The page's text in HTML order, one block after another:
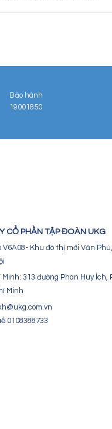
Bảo hành
19001850
CỔ PHẦN TẬP ĐOÀN UKG
V6A08- Khu đô thị mới Văn
Minh: 313 đường Phan Huy Ích,
Minh
0108388733